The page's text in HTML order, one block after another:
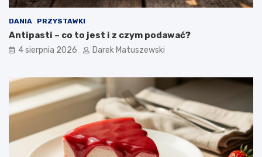
DANIA PRZYSTAWKI
Antipasti – co to jest i z czym podawać?
4 sierpnia 2026 Darek Matuszewski